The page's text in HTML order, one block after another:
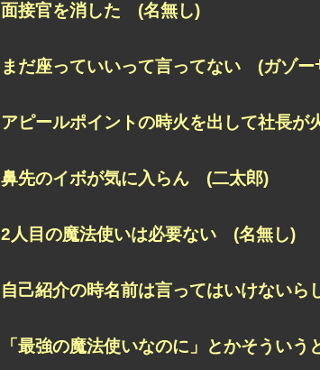
面接官を消した (名無し)
まだ座っていいって言ってない (ガゾー
アピールポイントの時火を出して社長
鼻先のイボが気に入らん (二太郎)
2人目の魔法使いは必要ない (名無し)
自己紹介の時名前は言ってはいけない
「最強の魔法使いなのに」とかそうい